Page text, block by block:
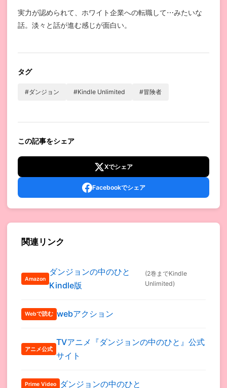
実力が認められて、ホワイト企業への転職して⋯みたいな
話。淡々と話が進む感じが面白い。
タグ
#ダンジョン #Kindle Unlimited #冒険者
この記事をシェア
Xでシェア
Facebookでシェア
関連リンク
Amazon
ダンジョンの中のひと
Kindle版
(2巻までKindle
Unlimited)
Webで読む webアクション
アニメ公式
TVアニメ『ダンジョンの中のひと』公式
サイト
Prime Video ダンジョンの中のひと